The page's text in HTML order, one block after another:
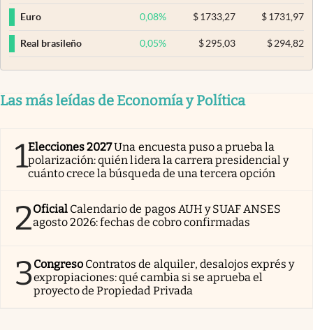
Euro 0,08% $ 1733,27 $1731,97
Real brasileño 0,05% $ 295,03 $294,82
Las más leídas de Economía y Política
1Elecciones 2027Una encuesta puso a prueba la
polarización: quién lidera la carrera presidencial y
cuánto crece la búsqueda de una tercera opción
2Oficial Calendario de pagos AUH y SUAF ANSES
agosto 2026: fechas de cobro confirmadas
3Congreso Contratos de alquiler, desalojos exprés y
expropiaciones: qué cambia si se aprueba el
proyecto de Propiedad Privada